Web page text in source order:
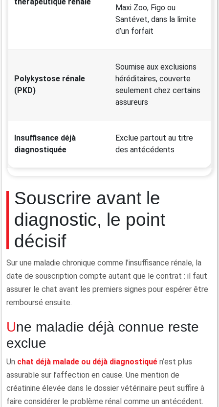
thérapeutique rénale
Maxi Zoo, Figo ou
Santévet, dans la limite
d’un forfait
Polykystose rénale
(PKD)
Soumise aux exclusions
héréditaires, couverte
seulement chez certains
assureurs
Insuffisance déjà
diagnostiquée
Exclue partout au titre
des antécédents
Souscrire avant le
diagnostic, le point
décisif
Sur une maladie chronique comme l’insuffisance rénale, la
date de souscription compte autant que le contrat : il faut
assurer le chat avant les premiers signes pour espérer être
remboursé ensuite.
Une maladie déjà connue reste
exclue
Un chat déjà malade ou déjà diagnostiqué n’est plus
assurable sur l’affection en cause. Une mention de
créatinine élevée dans le dossier vétérinaire peut suffire à
faire considérer le problème rénal comme un antécédent.